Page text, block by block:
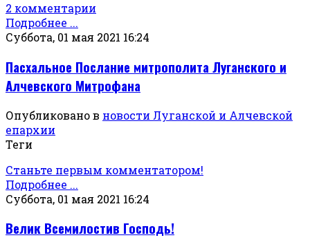
2 комментарии
Подробнее ...
Суббота, 01 мая 2021 16:24
Пасхальное Послание митрополита Луганского и
Алчевского Митрофана
Опубликовано в новости Луганской и Алчевской
епархии
Теги
Станьте первым комментатором!
Подробнее ...
Суббота, 01 мая 2021 16:24
Велик Всемилостив Господь!